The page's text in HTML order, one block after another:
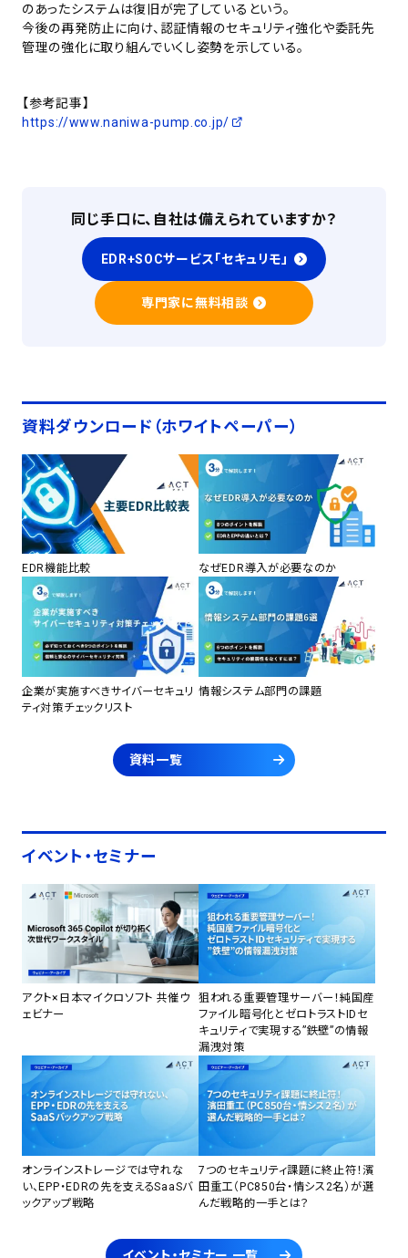
のあったシステムは復旧が完了しているという。
今後の再発防止に向け、認証情報のセキュリティ強化や委託先
管理の強化に取り組んでいくし姿勢を示している。
【参考記事】
https://www.naniwa-pump.co.jp/
同じ手口に、自社は備えられていますか？
EDR+SOCサービス「セキュリモ」
専門家に無料相談
資料ダウンロード（ホワイトペーパー）
EDR機能比較 なぜEDR導入が必要なのか
企業が実施すべきサイバーセキュリ
ティ対策チェックリスト
情報システム部門の課題
資料一覧
イベント・セミナー
アクト×日本マイクロソフト 共催ウ
ェビナー
狙われる重要管理サーバー！純国産
ファイル暗号化とゼロトラストIDセ
キュリティで実現する”鉄壁”の情報
漏洩対策
オンラインストレージでは守れな
い、EPP・EDRの先を支えるSaaSバ
ックアップ戦略
7つのセキュリティ課題に終止符！濱
田重工（PC850台・情シス2名）が選
んだ戦略的一手とは？
イベント・セミナー 一覧